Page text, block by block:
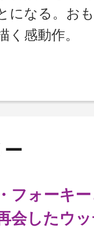
になる。お
く感動作。
フォーキ
会したウ